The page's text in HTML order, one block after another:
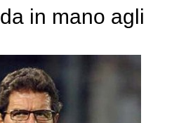
in mano agli